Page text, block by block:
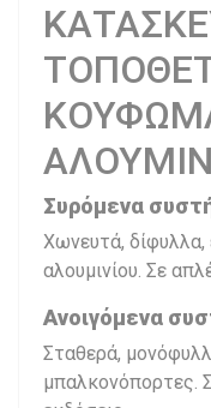
Συρόμενα
Χωνευτά,
αλουμινίου. Σε
Ανοιγόμενα
Σταθερά,
μπαλκονόπορτες.